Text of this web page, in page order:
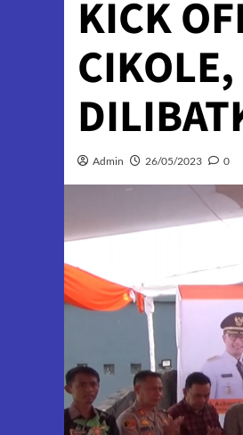
KICK
Admin 26/05/2023 0